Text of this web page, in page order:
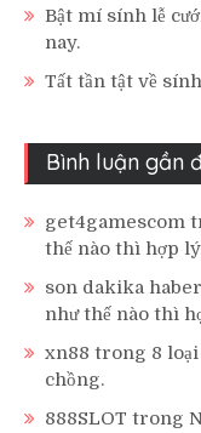
Bật mí sính lễ
nay.
Tất tần tật về
Bình luận gần
get4gamescom
thế nào thì hợp
son dakika haber
như thế nào thì
xn88 trong 8
chồng.
888SLOT trong